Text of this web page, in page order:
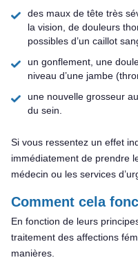
des maux de tête très
la vision, de douleurs
possibles d’un caillot
un gonflement, une
niveau d’une jambe
une nouvelle grosseur
du sein.
Si vous ressentez un effet
immédiatement de prendre
médecin ou les services
Comment cela
En fonction de leurs
traitement des affections
manières.